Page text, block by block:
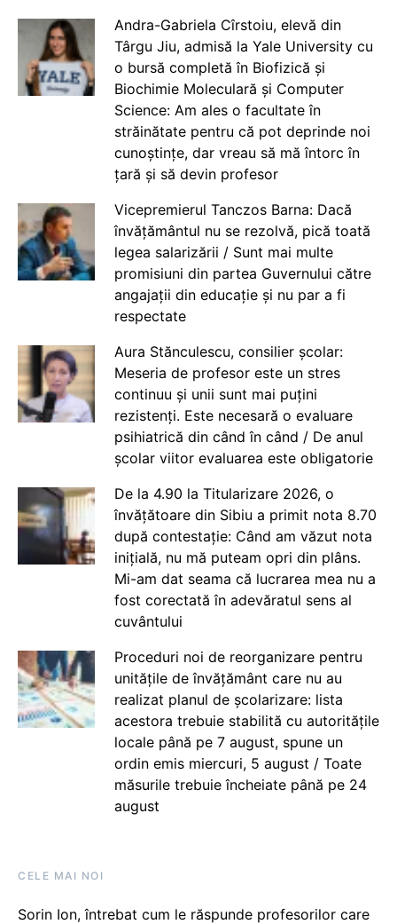
Andra-Gabriela Cîrstoiu, elevă din
Târgu Jiu, admisă la Yale University cu
o bursă completă în Biofizică și
Biochimie Moleculară și Computer
Science: Am ales o facultate în
străinătate pentru că pot deprinde noi
cunoștințe, dar vreau să mă întorc în
țară și să devin profesor
Vicepremierul Tanczos Barna: Dacă
învățământul nu se rezolvă, pică toată
legea salarizării / Sunt mai multe
promisiuni din partea Guvernului către
angajații din educație și nu par a fi
respectate
Aura Stănculescu, consilier școlar:
Meseria de profesor este un stres
continuu și unii sunt mai puțini
rezistenți. Este necesară o evaluare
psihiatrică din când în când / De anul
școlar viitor evaluarea este obligatorie
De la 4.90 la Titularizare 2026, o
învățătoare din Sibiu a primit nota 8.70
după contestație: Când am văzut nota
inițială, nu mă puteam opri din plâns.
Mi-am dat seama că lucrarea mea nu a
fost corectată în adevăratul sens al
cuvântului
Proceduri noi de reorganizare pentru
unitățile de învățământ care nu au
realizat planul de școlarizare: lista
acestora trebuie stabilită cu autoritățile
locale până pe 7 august, spune un
ordin emis miercuri, 5 august / Toate
măsurile trebuie încheiate până pe 24
august
CELE MAI NOI
Sorin Ion, întrebat cum le răspunde profesorilor care